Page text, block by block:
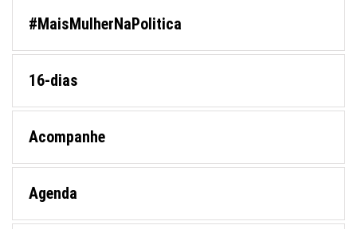
#MaisMulherNaPolitica
16-dias
Acompanhe
Agenda